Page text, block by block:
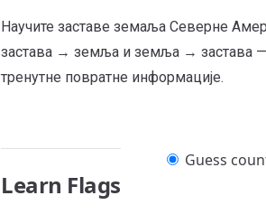
Научите заставе земаља Северне
застава → земља и земља → застава
тренутне повратне информације.
Learn Flags
Guess